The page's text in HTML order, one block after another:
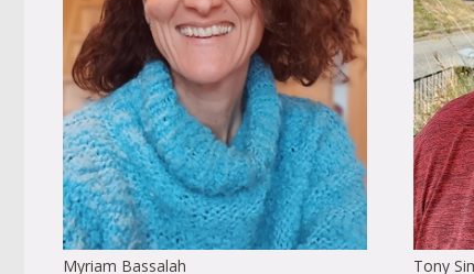
Myriam Bassalah
Tony